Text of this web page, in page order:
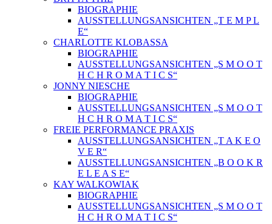
BIOGRAPHIE
AUSSTELLUNGSANSICHTEN „T E M P L
E“
CHARLOTTE KLOBASSA
BIOGRAPHIE
AUSSTELLUNGSANSICHTEN „S M O O T
H C H R O M A T I C S“
JONNY NIESCHE
BIOGRAPHIE
AUSSTELLUNGSANSICHTEN „S M O O T
H C H R O M A T I C S“
FREIE PERFORMANCE PRAXIS
AUSSTELLUNGSANSICHTEN „T A K E O
V E R“
AUSSTELLUNGSANSICHTEN „B O O K R
E L E A S E“
KAY WALKOWIAK
BIOGRAPHIE
AUSSTELLUNGSANSICHTEN „S M O O T
H C H R O M A T I C S“